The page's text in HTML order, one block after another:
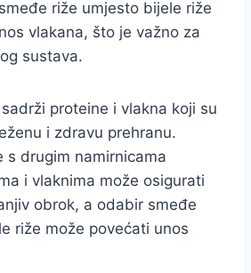
riže umjesto bijele riže
vlakana, što je važno za
sustava.
proteine i vlakna koji su
i zdravu prehranu.
s drugim namirnicama
i vlaknima može osigurati
obrok, a odabir smeđe
riže može povećati unos